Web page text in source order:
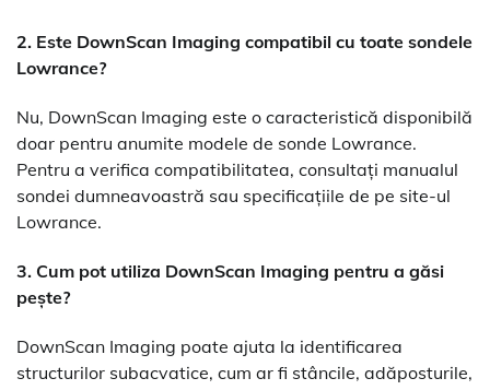
2. Este DownScan Imaging compatibil cu toate sondele
Lowrance?
Nu, DownScan Imaging este o caracteristică disponibilă
doar pentru anumite modele de sonde Lowrance.
Pentru a verifica compatibilitatea, consultați manualul
sondei dumneavoastră sau specificațiile de pe site-ul
Lowrance.
3. Cum pot utiliza DownScan Imaging pentru a găsi
pește?
DownScan Imaging poate ajuta la identificarea
structurilor subacvatice, cum ar fi stâncile, adăposturile,